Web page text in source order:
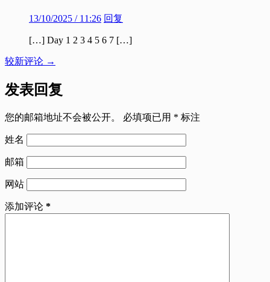
13/10/2025 / 11:26 回复
[…] Day 1 2 3 4 5 6 7 […]
评
导
航
较新评论 →
发表回复
您的邮箱地址不会被公开。 必填项已用 * 标注
姓名
邮箱
网站
添加评论 *